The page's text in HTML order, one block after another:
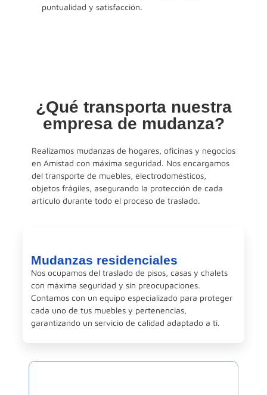
puntualidad y satisfacción.
¿Qué transporta nuestra
empresa de mudanza?
Realizamos mudanzas de hogares, oficinas y negocios
en Amistad con máxima seguridad. Nos encargamos
del transporte de muebles, electrodomésticos,
objetos frágiles, asegurando la protección de cada
artículo durante todo el proceso de traslado.
Mudanzas residenciales
Nos ocupamos del traslado de pisos, casas y chalets
con máxima seguridad y sin preocupaciones.
Contamos con un equipo especializado para proteger
cada uno de tus muebles y pertenencias,
garantizando un servicio de calidad adaptado a ti.